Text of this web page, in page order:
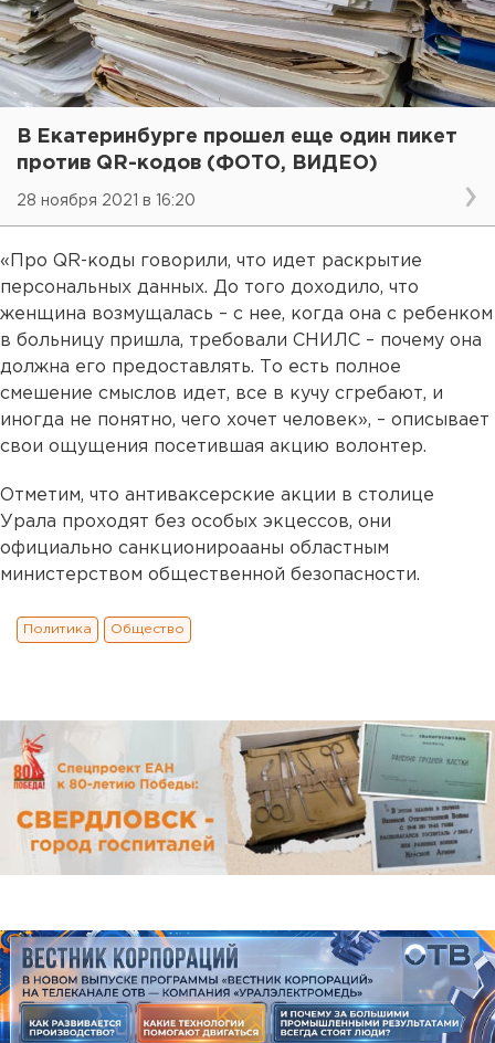
В Екатеринбурге прошел еще один пикет
против QR-кодов (ФОТО, ВИДЕО)
28 ноября 2021 в 16:20
«Про QR-коды говорили, что идет раскрытие
персональных данных. До того доходило, что
женщина возмущалась – с нее, когда она с ребенком
в больницу пришла, требовали СНИЛС – почему она
должна его предоставлять. То есть полное
смешение смыслов идет, все в кучу сгребают, и
иногда не понятно, чего хочет человек», – описывает
свои ощущения посетившая акцию волонтер.
Отметим, что антиваксерские акции в столице
Урала проходят без особых экцессов, они
официально санкционироааны областным
министерством общественной безопасности.
Политика Общество